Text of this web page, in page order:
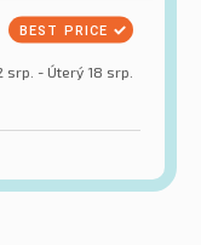
- Úterý 18 srp.